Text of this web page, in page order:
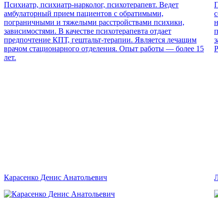
Психиатр, психиатр-нарколог, психотерапевт. Ведет
амбулаторный прием пациентов с обратимыми,
пограничными и тяжелыми расстройствами психики,
зависимостями. В качестве психотерапевта отдает
предпочтение КПТ, гештальт-терапии. Является лечащим
врачом стационарного отделения. Опыт работы — более 15
лет.
Карасенко Денис Анатольевич